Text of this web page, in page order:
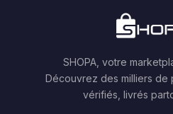
SHOPA, votre
Découvrez des milliers de
vérifiés, livrés